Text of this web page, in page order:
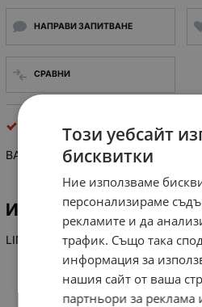
НАПРАВИ ЗАПИТВАНЕ
СРАВНИ
интегрални схеми
BA 6436 P
ИНФОРМАЦИЯ
LIN-IC VC, 3-Phasen Motor-Tr.
Този уебсайт
бисквитки
Ние използваме
персонализираме
рекламите и да
трафик. Също така
информация за
нашия сайт от ваша
партньори за реклама